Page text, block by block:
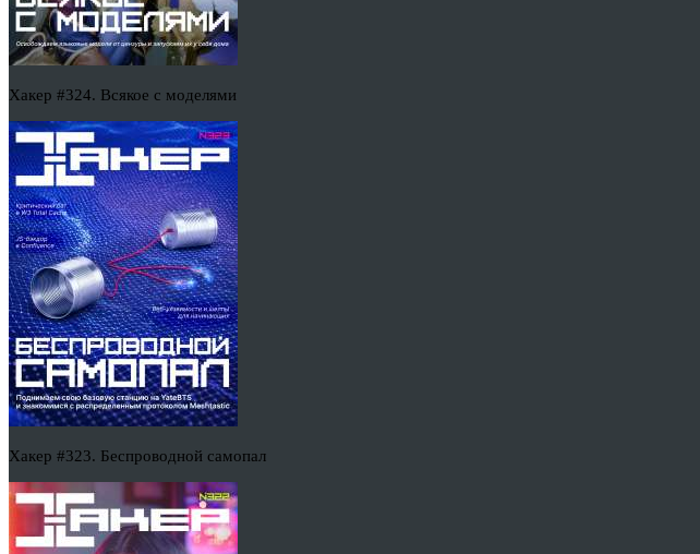
Хакер #324. Всякое с моделями
Хакер #323. Беспроводной самопал